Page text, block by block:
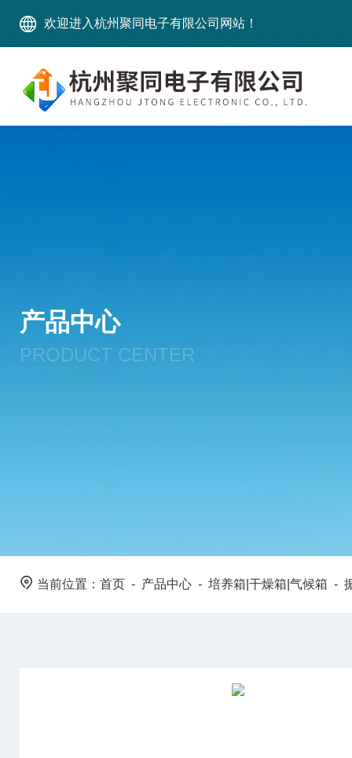
欢迎进入杭州聚同电子有限公司网站！
产品中心
PRODUCT CENTER
当前位置： 首页 - 产品中心 - 培养箱|干燥箱|气候箱 -